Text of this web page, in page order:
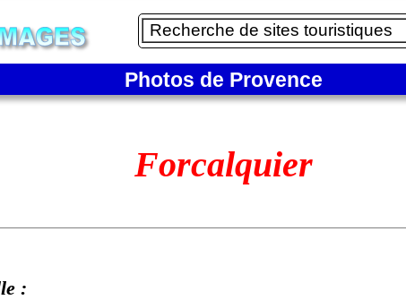
Photos de Provence
Forcalquier
: